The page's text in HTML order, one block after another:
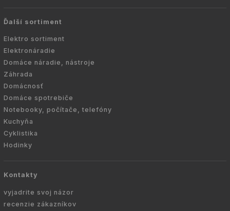
Ďalší sortiment
Elektro sortiment
Elektronáradie
Domáce náradie, nástroje
Záhrada
Domácnosť
Domáce spotrebiče
Notebooky, počítače, telefóny
Kuchyňa
Cyklistika
Hodinky
Kontakty
vyjadrite svoj názor
recenzie zákazníkov